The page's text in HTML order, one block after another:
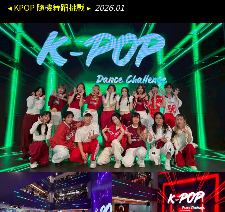
◂ KPOP 隨機舞蹈挑戰 ▸ 2026.01